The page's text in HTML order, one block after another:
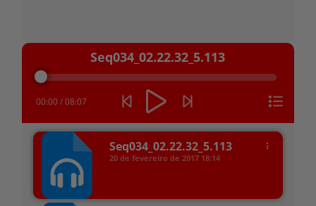
Tocador
áudio
Seq034_02.22.32_5.113
00:00 /08:07
Seq034_02.22.32_5.113
20 de fevereiro de 2017 18:14